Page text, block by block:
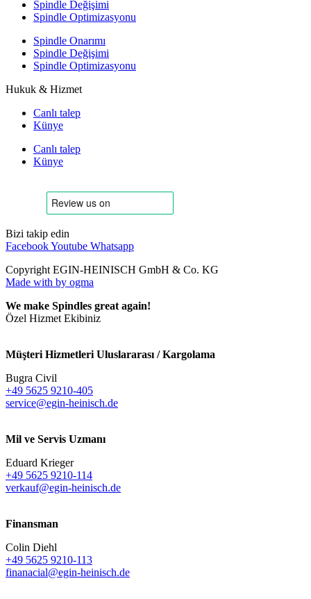
Spindle Değişimi
Spindle Optimizasyonu
Spindle Onarımı
Spindle Değişimi
Spindle Optimizasyonu
Hukuk & Hizmet
Canlı talep
Künye
Canlı talep
Künye
Bizi takip edin
FacebookYoutube Whatsapp
Copyright EGIN-HEINISCH GmbH & Co. KG
Made with by ogma
We make Spindles great again!
Özel Hizmet Ekibiniz
Müşteri Hizmetleri Uluslararası / Kargolama
Bugra Civil
+49 5625 9210-405
service@egin-heinisch.de
Mil ve Servis Uzmanı
Eduard Krieger
+49 5625 9210-114
verkauf@egin-heinisch.de
Finansman
Colin Diehl
+49 5625 9210-113
finanacial@egin-heinisch.de